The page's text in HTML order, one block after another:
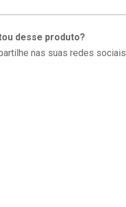
desse produto?
nas suas redes sociais